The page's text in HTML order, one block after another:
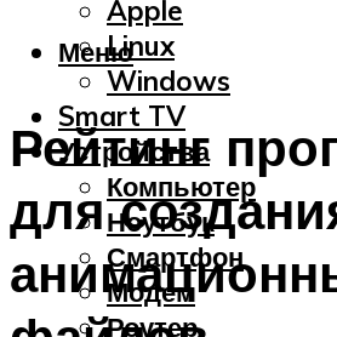
Apple
Linux
Windows
Smart TV
Устройства
Компьютер
Ноутбук
Смартфон
Модем
Роутер
Меню
Рейтинг
для